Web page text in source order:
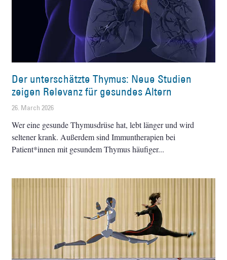
Der unterschätzte Thymus: Neue Studien
zeigen Relevanz für gesundes Altern
26. March 2026
Wer eine gesunde Thymusdrüse hat, lebt länger und wird
seltener krank. Außerdem sind Immuntherapien bei
Patient*innen mit gesundem Thymus häufiger